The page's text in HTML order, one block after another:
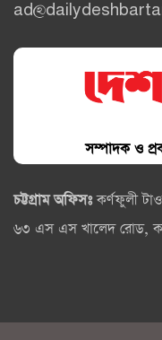
সম্পাদক ও
চট্টগ্রাম অফিসঃকর্ণফুলী
৬৩ এস এস খালেদ রোড,